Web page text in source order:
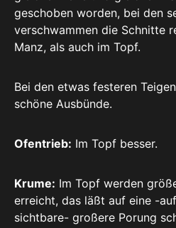
geschoben worden, bei den
verschwammen die Schnitte
Manz, als auch im Topf.
Bei den etwas festeren
schöne Ausbünde.
Ofentrieb: Im Topf besser.
Krume: Im Topf werden
erreicht, das läßt auf eine -
sichtbare- großere Porung